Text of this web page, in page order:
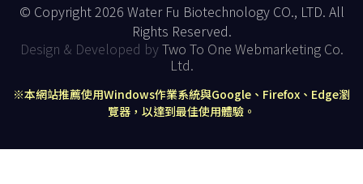
© Copyright 2026 Water Fu Biotechnology CO., LTD. All
Rights Reserved.
Design & Developed byTwo To One Webmarketing Co.
Ltd.
※本網站推薦使用Windows作業系統與Google、Firefox、Edge瀏
覽器，以達到最佳使用體驗。